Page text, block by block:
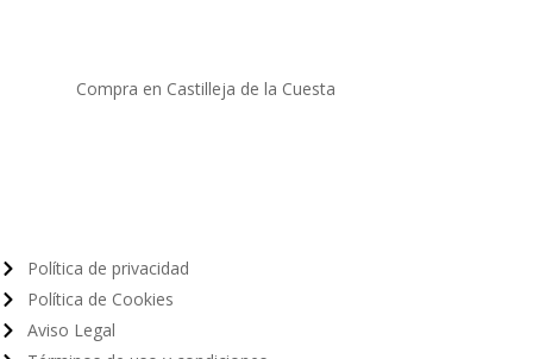
Compra en Castilleja de la Cuesta
Política de privacidad
Política de Cookies
Aviso Legal